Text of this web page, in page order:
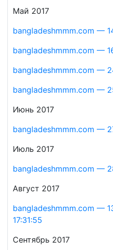
Май 2017
bangladeshmmm.com —
bangladeshmmm.com —
bangladeshmmm.com —
bangladeshmmm.com —
Июнь 2017
bangladeshmmm.com —
Июль 2017
bangladeshmmm.com —
Август 2017
bangladeshmmm.com —
17:31:55
Сентябрь 2017